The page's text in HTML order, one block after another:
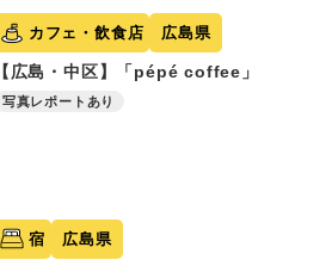
カフェ・飲食店 広島県
【広島・中区】「pépé coffee」
写真レポートあり
宿 広島県